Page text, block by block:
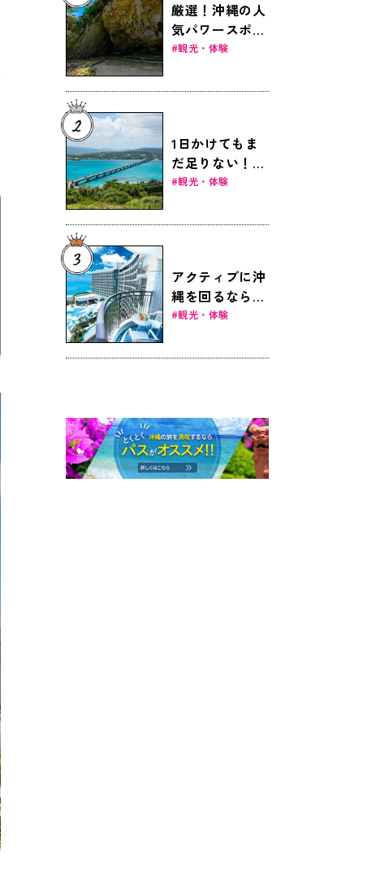
厳選！沖縄の人
気パワースポッ
ト6選
観光・体験
1日かけてもま
だ足りない！見
どころ満載の女
本島北部編～
観光・体験
アクティブに沖
縄を回るなら那
覇滞在が便利！
テル8選
観光・体験